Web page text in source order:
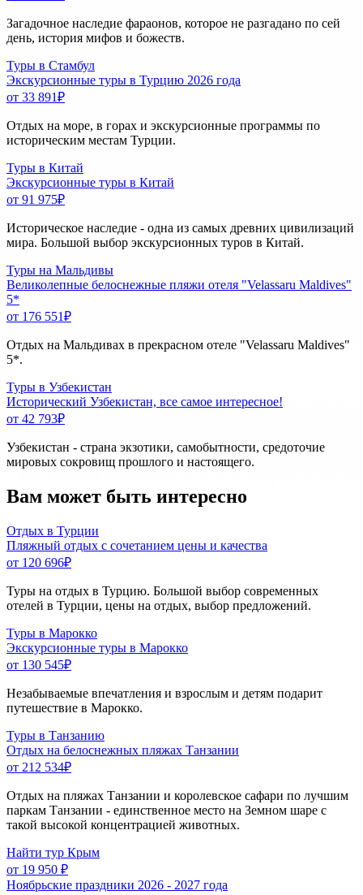
Загадочное наследие фараонов, которое не разгадано по сей
день, история мифов и божеств.
Туры в Стамбул
Экскурсионные туры в Турцию 2026 года
от 33 891₽
Отдых на море, в горах и экскурсионные программы по
историческим местам Турции.
Туры в Китай
Экскурсионные туры в Китай
от 91 975₽
Историческое наследие - одна из самых древних цивилизаций
мира. Большой выбор экскурсионных туров в Китай.
Туры на Мальдивы
Великолепные белоснежные пляжи отеля "Velassaru Maldives"
5*
от 176 551₽
Отдых на Мальдивах в прекрасном отеле "Velassaru Maldives"
5*.
Туры в Узбекистан
Исторический Узбекистан, все самое интересное!
от 42 793₽
Узбекистан - страна экзотики, самобытности, средоточие
мировых сокровищ прошлого и настоящего.
Вам может быть интересно
Отдых в Турции
Пляжный отдых с сочетанием цены и качества
от 120 696₽
Туры на отдых в Турцию. Большой выбор современных
отелей в Турции, цены на отдых, выбор предложений.
Туры в Марокко
Экскурсионные туры в Марокко
от 130 545₽
Незабываемые впечатления и взрослым и детям подарит
путешествие в Марокко.
Туры в Танзанию
Отдых на белоснежных пляжах Танзании
от 212 534₽
Отдых на пляжах Танзании и королевское сафари по лучшим
паркам Танзании - единственное место на Земном шаре с
такой высокой концентрацией животных.
Найти тур Крым
от 19 950 ₽
Ноябрьские праздники 2026 - 2027 года